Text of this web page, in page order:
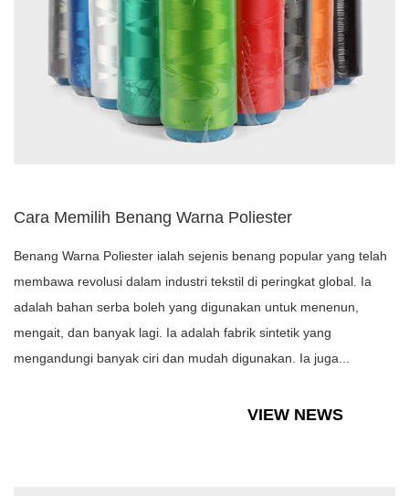
Cara Memilih Benang Warna Poliester
Benang Warna Poliester ialah sejenis benang popular yang telah
membawa revolusi dalam industri tekstil di peringkat global. Ia
adalah bahan serba boleh yang digunakan untuk menenun,
mengait, dan banyak lagi. Ia adalah fabrik sintetik yang
mengandungi banyak ciri dan mudah digunakan. Ia juga...
VIEW NEWS